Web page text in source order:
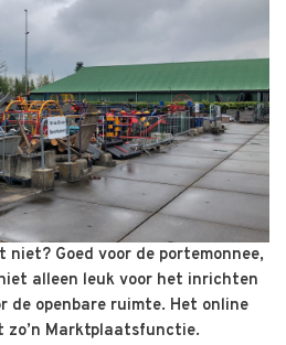
Goed voor de portemonnee,
alleen leuk voor het inrichten
de openbare ruimte. Het online
zo’n Marktplaatsfunctie.